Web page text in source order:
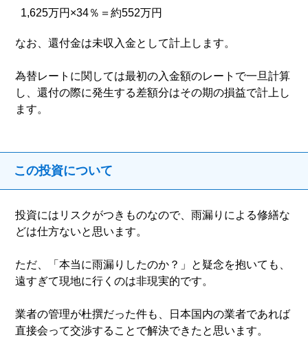
1,625万円×34％＝約552万円
なお、還付金は未収入金として計上します。
為替レートに関しては最初の入金額のレートで一旦計算
し、還付の際に発生する差額分はその期の損益で計上し
ます。
この投資について
投資にはリスクがつきものなので、雨漏りによる修繕な
どは仕方ないと思います。
ただ、「本当に雨漏りしたのか？」と疑念を抱いても、
遠すぎて現地に行くのは非現実的です。
業者の管理が杜撰だった件も、日本国内の業者であれば
直接会って交渉することで解決できたと思います。